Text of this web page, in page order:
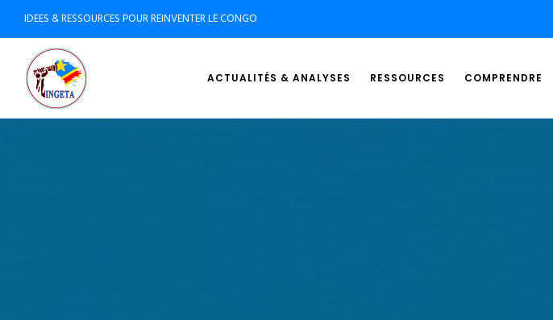
IDEES & RESSOURCES POUR REINVENTER LE CONGO
ACTUALITÉS & ANALYSES RESSOURCES COMPRENDRE